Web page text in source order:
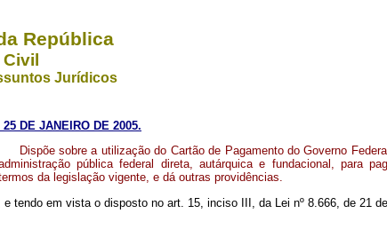
República
Jurídicos
25 DE JANEIRO DE 2005.
Dispõe sobre a utilização do Cartão de Pagamento do Governo
pública federal direta, autárquica e fundacional, para
da legislação vigente, e dá outras providências.
tendo em vista o disposto no art. 15, inciso III, da Lei nº 8.666, de 21